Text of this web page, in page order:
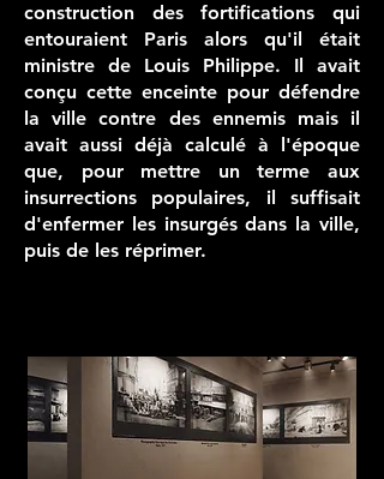
construction des fortifications qui
entouraient Paris alors qu'il était
ministre de Louis Philippe. Il avait
conçu cette enceinte pour défendre
la ville contre des ennemis mais il
avait aussi déjà calculé à l'époque
que, pour mettre un terme aux
insurrections populaires, il suffisait
d'enfermer les insurgés dans la ville,
puis de les réprimer.